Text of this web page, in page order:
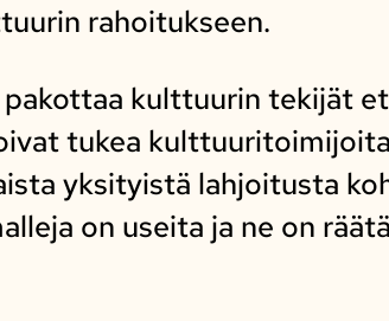
rahoitukseen.
kulttuurin tekijät
tukea
yksityistä lahjoitusta
on useita ja ne on